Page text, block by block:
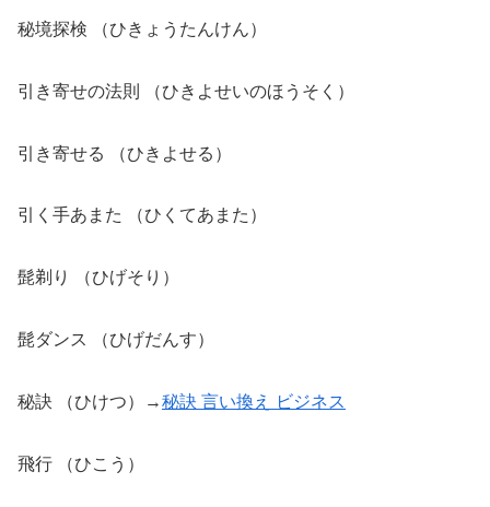
秘境探検 （ひきょうたんけん）
引き寄せの法則 （ひきよせいのほうそく）
引き寄せる （ひきよせる）
引く手あまた （ひくてあまた）
髭剃り （ひげそり）
髭ダンス （ひげだんす）
秘訣 （ひけつ）→秘訣 言い換え ビジネス
飛行 （ひこう）